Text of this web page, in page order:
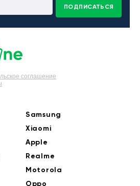
ПОДПИСАТЬСЯ
соглашение
Samsung
Xiaomi
Apple
Realme
Motorola
Oppo